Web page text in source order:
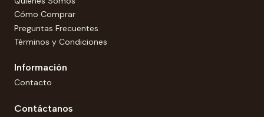
Cómo Comprar
Preguntas Frecuentes
Términos y Condiciones
Información
Contacto
Contáctanos